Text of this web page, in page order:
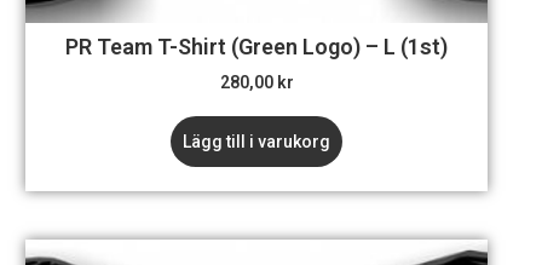
PR Team T-Shirt (Green Logo) – L (1st)
280,00 kr
Lägg till i varukorg